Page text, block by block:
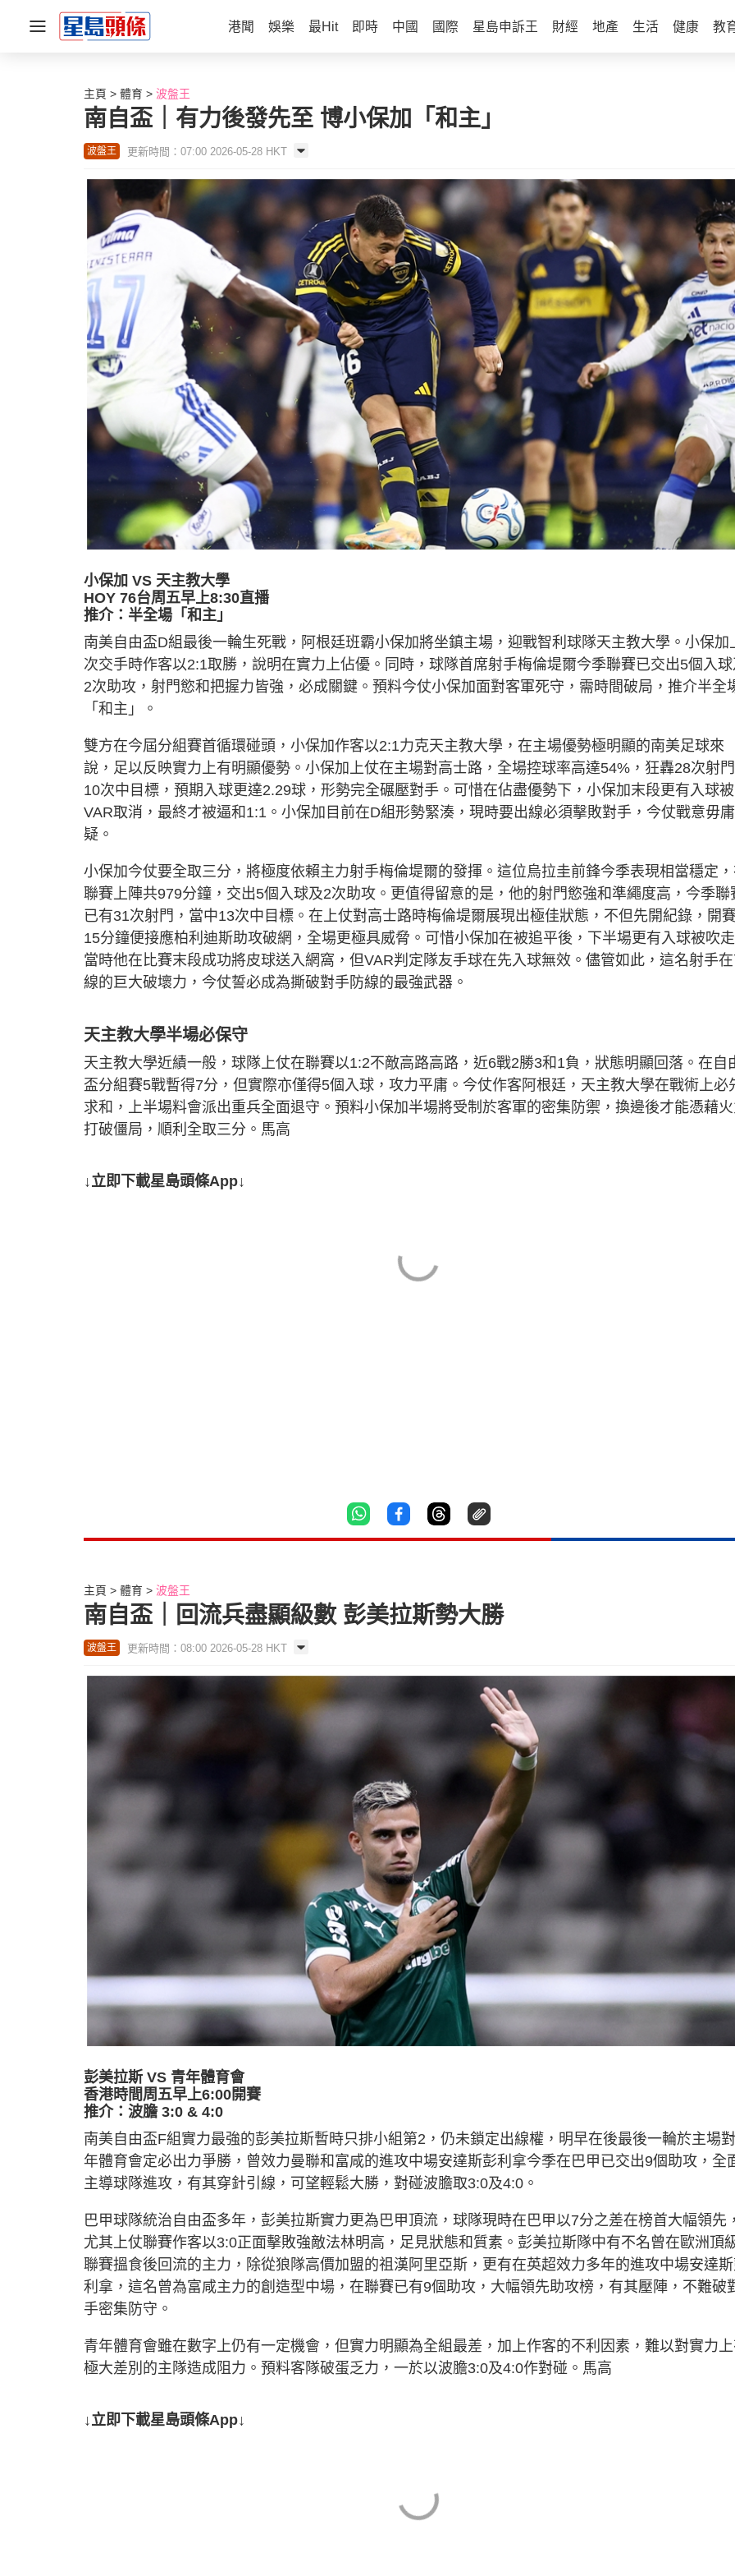
港聞 娛樂 最Hit 即時 中國 國際 星島申訴王 財經 地產 生活 健康 教
主頁 體育 波盤王
南自盃｜有力後發先至 博小保加「和主」
波盤王 更新時間：07:00 2026-05-28 HKT
小保加 VS 天主教大學
HOY 76台周五早上8:30直播
推介：半全場「和主」
南美自由盃D組最後一輪生死戰，阿根廷班霸小保加將坐鎮主場，迎戰智利球隊天主教大學。小保加
次交手時作客以2:1取勝，說明在實力上佔優。同時，球隊首席射手梅倫堤爾今季聯賽已交出5個入
2次助攻，射門慾和把握力皆強，必成關鍵。預料今仗小保加面對客軍死守，需時間破局，推介半全
「和主」。
雙方在今屆分組賽首循環碰頭，小保加作客以2:1力克天主教大學，在主場優勢極明顯的南美足球來
說，足以反映實力上有明顯優勢。小保加上仗在主場對高士路，全場控球率高達54%，狂轟28次射
10次中目標，預期入球更達2.29球，形勢完全碾壓對手。可惜在佔盡優勢下，小保加末段更有入球被
VAR取消，最終才被逼和1:1。小保加目前在D組形勢緊湊，現時要出線必須擊敗對手，今仗戰意毋
疑。
小保加今仗要全取三分，將極度依賴主力射手梅倫堤爾的發揮。這位烏拉圭前鋒今季表現相當穩定
聯賽上陣共979分鐘，交出5個入球及2次助攻。更值得留意的是，他的射門慾強和準繩度高，今季聯
已有31次射門，當中13次中目標。在上仗對高士路時梅倫堤爾展現出極佳狀態，不但先開紀錄，開
15分鐘便接應柏利迪斯助攻破網，全場更極具威脅。可惜小保加在被追平後，下半場更有入球被吹
當時他在比賽末段成功將皮球送入網窩，但VAR判定隊友手球在先入球無效。儘管如此，這名射手
線的巨大破壞力，今仗誓必成為撕破對手防線的最強武器。
天主教大學半場必保守
天主教大學近績一般，球隊上仗在聯賽以1:2不敵高路高路，近6戰2勝3和1負，狀態明顯回落。在自
盃分組賽5戰暫得7分，但實際亦僅得5個入球，攻力平庸。今仗作客阿根廷，天主教大學在戰術上必
求和，上半場料會派出重兵全面退守。預料小保加半場將受制於客軍的密集防禦，換邊後才能憑藉
打破僵局，順利全取三分。馬高
↓立即下載星島頭條App↓
主頁 體育 波盤王
南自盃｜回流兵盡顯級數 彭美拉斯勢大勝
波盤王 更新時間：08:00 2026-05-28 HKT
彭美拉斯 VS 青年體育會
香港時間周五早上6:00開賽
推介：波膽 3:0 & 4:0
南美自由盃F組實力最強的彭美拉斯暫時只排小組第2，仍未鎖定出線權，明早在後最後一輪於主場
年體育會定必出力爭勝，曾效力曼聯和富咸的進攻中場安達斯彭利拿今季在巴甲已交出9個助攻，全
主導球隊進攻，有其穿針引線，可望輕鬆大勝，對碰波膽取3:0及4:0。
巴甲球隊統治自由盃多年，彭美拉斯實力更為巴甲頂流，球隊現時在巴甲以7分之差在榜首大幅領先
尤其上仗聯賽作客以3:0正面擊敗強敵法林明高，足見狀態和質素。彭美拉斯隊中有不名曾在歐洲頂
聯賽搵食後回流的主力，除從狼隊高價加盟的祖漢阿里亞斯，更有在英超效力多年的進攻中場安達
利拿，這名曾為富咸主力的創造型中場，在聯賽已有9個助攻，大幅領先助攻榜，有其壓陣，不難破
手密集防守。
青年體育會雖在數字上仍有一定機會，但實力明顯為全組最差，加上作客的不利因素，難以對實力
極大差別的主隊造成阻力。預料客隊破蛋乏力，一於以波膽3:0及4:0作對碰。馬高
↓立即下載星島頭條App↓